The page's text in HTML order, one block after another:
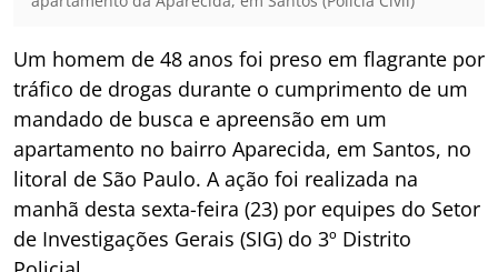
Um homem de 48 anos foi preso em flagrante por
tráfico de drogas durante o cumprimento de um
mandado de busca e apreensão em um
apartamento no bairro Aparecida, em Santos, no
litoral de São Paulo. A ação foi realizada na
manhã desta sexta-feira (23) por equipes do Setor
de Investigações Gerais (SIG) do 3º Distrito